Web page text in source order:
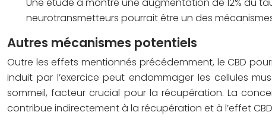
neurotransmetteurs pourrait être un des
Autres mécanismes potentiels
Outre les effets mentionnés précédemment, le CBD
induit par l’exercice peut endommager les cellules
sommeil, facteur crucial pour la récupération. La
contribue indirectement à la récupération et à l’effet